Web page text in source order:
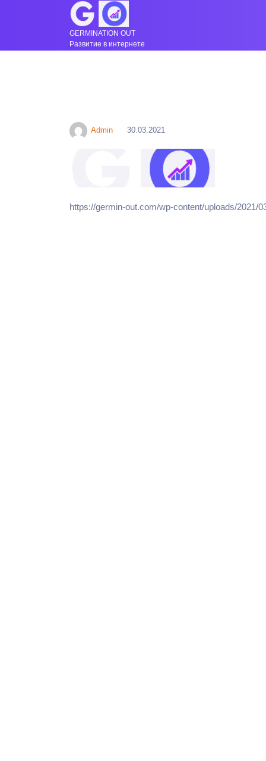
GERMINATION OUT
Развитие в интернете
Admin 30.03.2021
https://germin-out.com/wp-content/uploads/2021/